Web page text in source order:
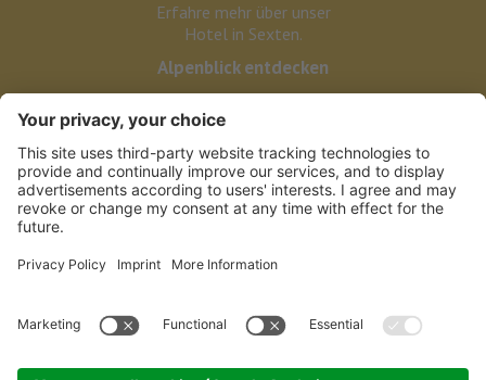
Erfahre mehr über unser
Hotel in Sexten.
Alpenblick entdecken
HOTEL ALPENBLICK
LINKS
PARTNER
BIKE-NEWSLETTER